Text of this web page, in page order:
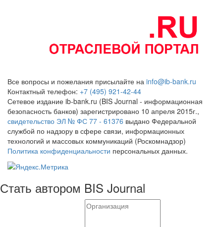
Все вопросы и пожелания присылайте на info@ib-bank.ru
Контактный телефон: +7 (495) 921-42-44
Сетевое издание ib-bank.ru (BIS Journal - информационная
безопасность банков) зарегистрировано 10 апреля 2015г.,
свидетельство ЭЛ № ФС 77 - 61376 выдано Федеральной
службой по надзору в сфере связи, информационных
технологий и массовых коммуникаций (Роскомнадзор)
Политика конфиденциальности персональных данных.
Стать автором BIS Journal